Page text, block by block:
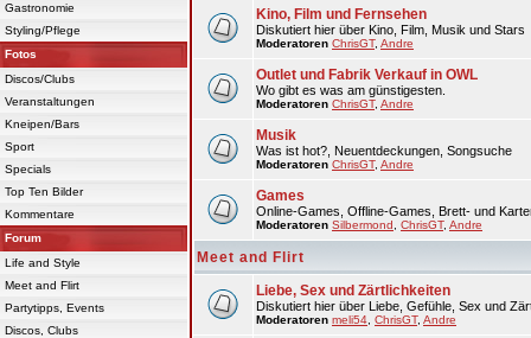
Gastronomie
Styling/Pflege
Fotos
Discos/Clubs
Veranstaltungen
Kneipen/Bars
Sport
Specials
Top Ten Bilder
Kommentare
Forum
Life and Style
Meet and Flirt
Partytipps, Events
Discos, Clubs
Kino, Film und Fernsehen
Diskutiert hier über Kino, Film, Musik und Stars
Moderatoren ChrisGT, Andre
Outlet und Fabrik Verkauf in OWL
Wo gibt es was am günstigesten.
Moderatoren ChrisGT, Andre
Musik
Was ist hot?, Neuentdeckungen, Songsuche
Moderatoren ChrisGT, Andre
Games
Online-Games, Offline-Games, Brett- und
Moderatoren Silbermond ChrisGT, Andre
Meet and Flirt
Liebe, Sex und Zärtlichkeiten
Diskutiert hier über Liebe, Gefühle, Sex und
Moderatoren meli54 ChrisGT, Andre